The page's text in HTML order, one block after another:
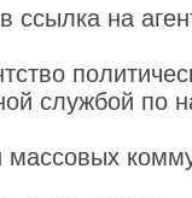
ссылка на
службой по